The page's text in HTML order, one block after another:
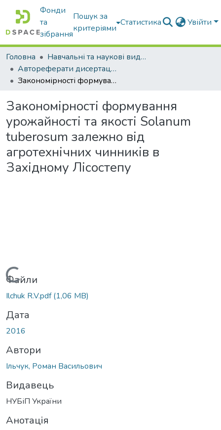
Фонди
та
зібрання
Пошук за
критеріями
Статистика Увійти
Головна
Навчальні та наукові видання
Автореферати дисертацій та дисертації
Закономірності формування урожайності та якості Solanum tuberosum залежно від агротехнічних чинників в Західному Лісостепу
Закономірності формування
урожайності та якості Solanum
tuberosum залежно від
агротехнічних чинників в
Західному Лісостепу
Файли
Ilchuk R.V.pdf(1,06 MB)
Дата
2016
Автори
Ільчук, Роман Васильович
Видавець
НУБіП України
Анотація